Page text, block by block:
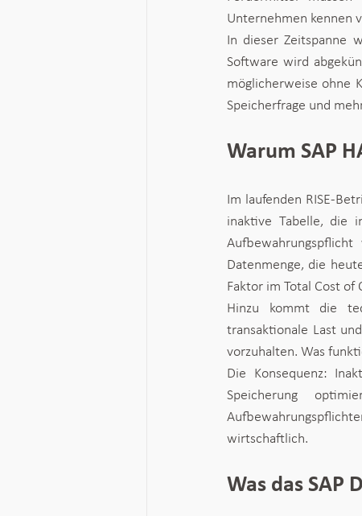
Unternehmen kennen
In dieser Zeitspanne
Software wird
möglicherweise ohne
Speicherfrage und
Warum SAP
Im laufenden RISE-
inaktive Tabelle, die
Datenmenge, die
Faktor im Total Cost of
Hinzu kommt die
transaktionale Last
vorzuhalten. Was
Die Konsequenz:
Speicherung
wirtschaftlich.
Was das SAP